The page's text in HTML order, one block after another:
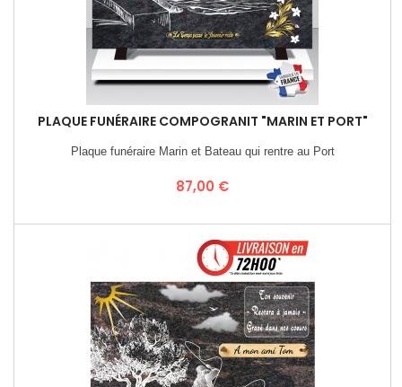
PLAQUE FUNÉRAIRE COMPOGRANIT "MARIN ET PORT"
Plaque funéraire Marin et Bateau qui rentre au Port
Prix
87,00 €